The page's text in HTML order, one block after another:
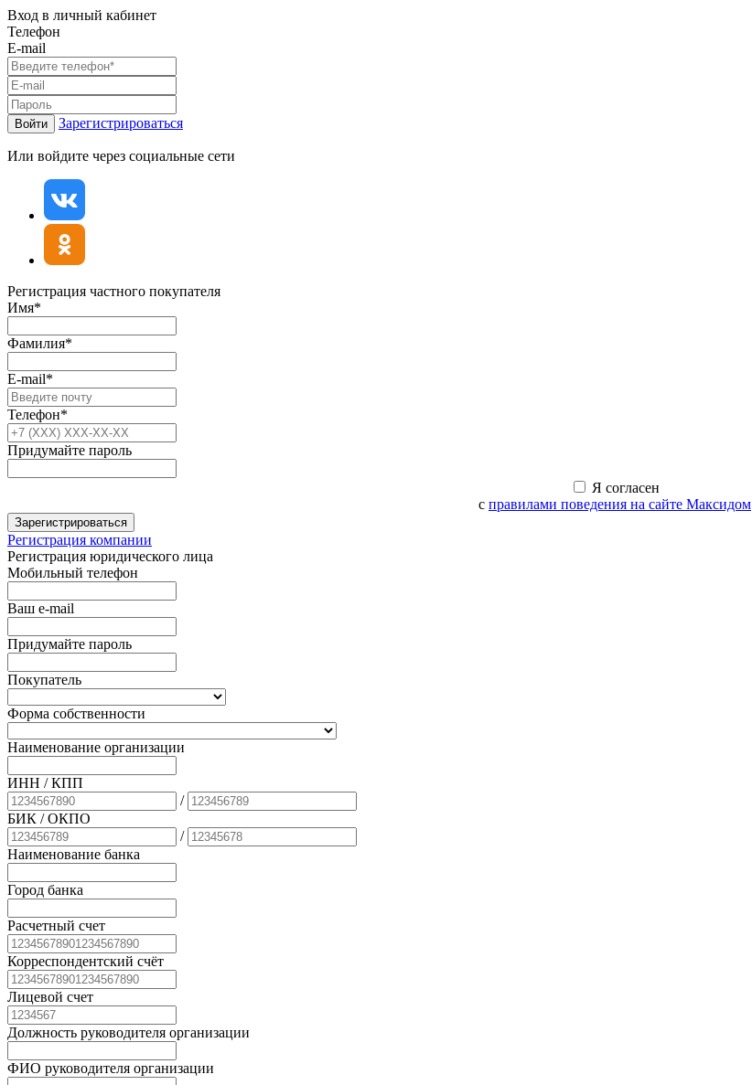
Вход в личный кабинет
Телефон
E-mail
Войти Зарегистрироваться
Или войдите через социальные сети
Регистрация частного покупателя
Имя*
Фамилия*
E-mail*
Телефон*
Придумайте пароль
Я согласен
с правилами поведения на сайте Максидом
Зарегистрироваться
Регистрация компании
Регистрация юридического лица
Мобильный телефон
Ваш e-mail
Придумайте пароль
Покупатель
Форма собственности
Наименование организации
ИНН / КПП
/
БИК / ОКПО
/
Наименование банка
Город банка
Расчетный счет
Корреспондентский счёт
Лицевой счет
Должность руководителя организации
ФИО руководителя организации